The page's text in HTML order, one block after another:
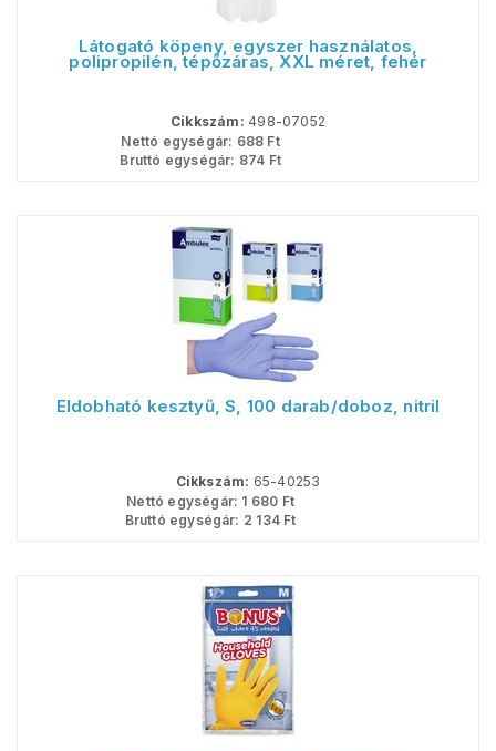
Látogató köpeny, egyszer használatos,
polipropilén, tépőzáras, XXL méret, fehér
Cikkszám: 498-07052
Nettó egységár: 688 Ft
Bruttó egységár: 874 Ft
Eldobható kesztyű, S, 100 darab/doboz, nitril
Cikkszám: 65-40253
Nettó egységár: 1 680 Ft
Bruttó egységár: 2 134Ft